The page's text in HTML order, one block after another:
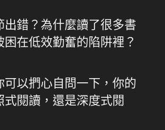
出錯？為什麼讀了很多書
在低效勤奮的陷阱裡？
可以捫心自問一下，你的
式閱讀，還是深度式閱